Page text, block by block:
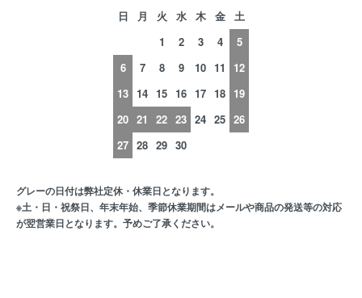
日 月 火 水 木 金
土
1
2 3 4
5
6
7 8 9 10 11
12
13 14 15 16 17 18 19
20 21 22 23 24 25 26
27 28 29 30
グレーの日付は弊社定休・休業日となります。
※土・日・祝祭日、年末年始、季節休業期間はメールや商品の発送等の対応
が翌営業日となります。予めご了承ください。